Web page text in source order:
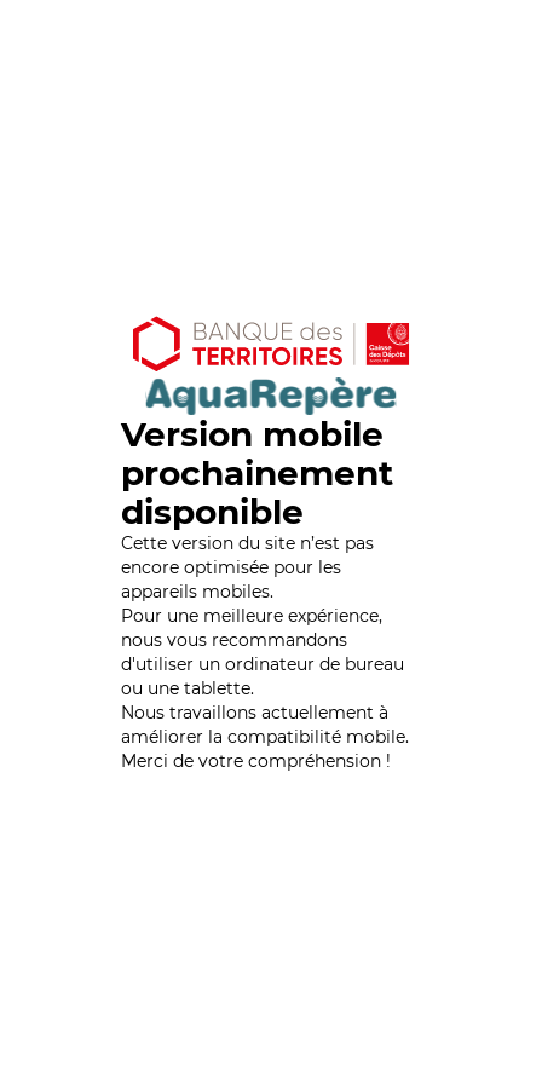
Version mobile
prochainement
disponible
Cette version du site n’est pas
encore optimisée pour les
appareils mobiles.
Pour une meilleure expérience,
nous vous recommandons
d'utiliser un ordinateur de bureau
ou une tablette.
Nous travaillons actuellement à
améliorer la compatibilité mobile.
Merci de votre compréhension !